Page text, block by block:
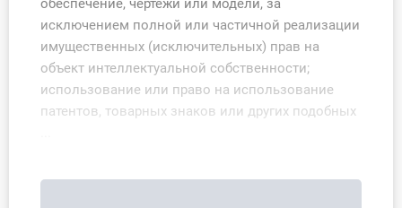
обеспечение, чертежи или модели, за
исключением полной или частичной реализации
имущественных (исключительных) прав на
объект интеллектуальной собственности;
использование или право на использование
патентов, товарных знаков или других подобных